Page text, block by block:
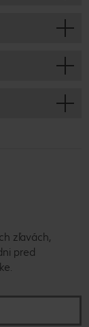
zľavách,
pred